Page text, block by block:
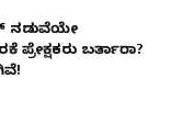
ನಡುವೆಯೇ
ಪ್ರೇಕ್ಷಕರು ಬರ್ತಾರಾ?